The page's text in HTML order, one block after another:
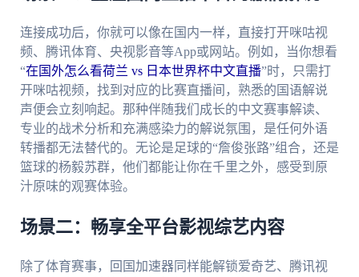
连接成功后，你就可以像在国内一样，直接打开咪咕视
频、腾讯体育、央视影音等App或网站。例如，当你想看
“在国外怎么看荷兰 vs 日本世界杯中文直播”时，只需打
开咪咕视频，找到对应的比赛直播间，熟悉的国语解说
声便会立刻响起。那种伴随我们成长的中文赛事解读、
专业的战术分析和充满感染力的解说氛围，是任何外语
转播都无法替代的。无论是足球的“詹俊张路”组合，还是
篮球的杨毅苏群，他们都能让你在千里之外，感受到原
汁原味的观赛体验。
场景二：畅享全平台影视综艺内容
除了体育赛事，回国加速器同样能解锁爱奇艺、腾讯视